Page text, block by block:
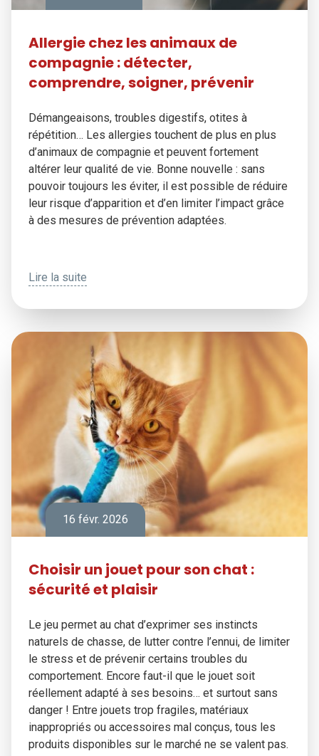
Allergie chez les animaux de
compagnie : détecter,
comprendre, soigner, prévenir
Démangeaisons, troubles digestifs, otites à
répétition… Les allergies touchent de plus en plus
d’animaux de compagnie et peuvent fortement
altérer leur qualité de vie. Bonne nouvelle : sans
pouvoir toujours les éviter, il est possible de réduire
leur risque d’apparition et d’en limiter l’impact grâce
à des mesures de prévention adaptées.
Lire la suite
16 févr. 2026
Choisir un jouet pour son chat :
sécurité et plaisir
Le jeu permet au chat d’exprimer ses instincts
naturels de chasse, de lutter contre l’ennui, de limiter
le stress et de prévenir certains troubles du
comportement. Encore faut-il que le jouet soit
réellement adapté à ses besoins… et surtout sans
danger ! Entre jouets trop fragiles, matériaux
inappropriés ou accessoires mal conçus, tous les
produits disponibles sur le marché ne se valent pas.